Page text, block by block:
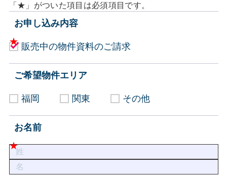
「★」がついた項目は必須項目です。
お申し込み内容
販売中の物件資料のご請求
ご希望物件エリア
福岡 関東 その他
お名前